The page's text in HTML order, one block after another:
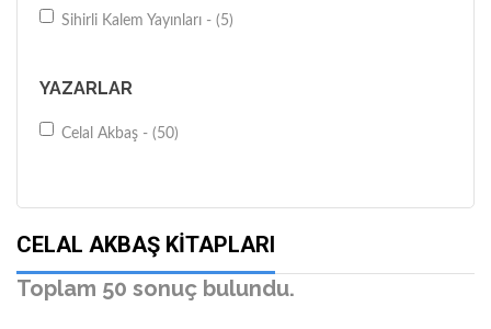
Sihirli Kalem Yayınları - (5)
YAZARLAR
Celal Akbaş - (50)
CELAL AKBAŞ KITAPLARI
Toplam 50 sonuç bulundu.